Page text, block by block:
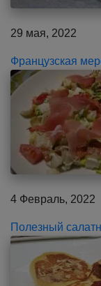
29 мая, 2022
Французская
4 Февраль, 2022
Полезный